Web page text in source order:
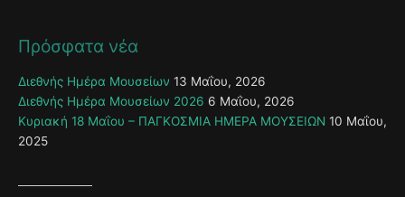
Πρόσφατα νέα
Διεθνής Ημέρα Μουσείων 13 Μαΐου, 2026
Διεθνής Ημέρα Μουσείων 2026 6 Μαΐου, 2026
Κυριακή 18 Μαΐου – ΠΑΓΚΟΣΜΙΑ ΗΜΕΡΑ ΜΟΥΣΕΙΩΝ 10 Μαΐου,
2025